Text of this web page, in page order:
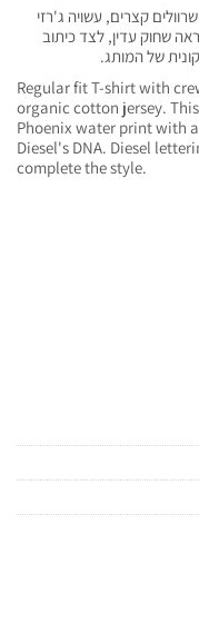
קצרים, עשויה ג'רזי
שחוק עדין, לצד כיתוב
של המותג.
Regular fit T-shirt with
organic cotton jersey.
Phoenix water print with
Diesel's DNA. Diesel
complete the style.